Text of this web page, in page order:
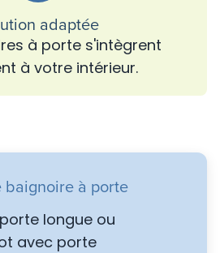
adaptée
à porte s'intègrent
à votre intérieur.
baignoire à porte
longue ou
avec porte